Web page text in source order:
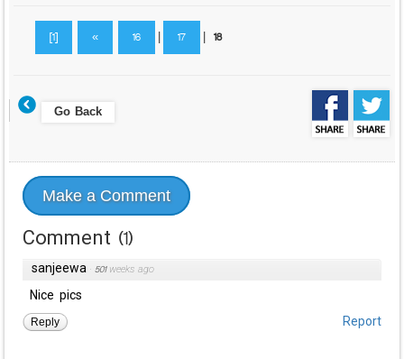
[1] « 16 17 18
Go Back
Make a Comment
Comment (1)
sanjeewa · 501 weeks ago
Nice pics
Report
Reply